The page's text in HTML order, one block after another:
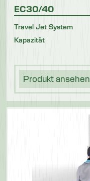
EC30/40
Travel Jet System
Kapazität
Produkt ansehen